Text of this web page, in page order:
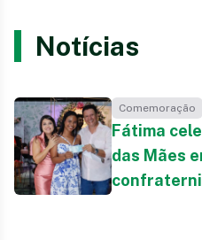
Notícias
Comemoração
Fátima
das Mães